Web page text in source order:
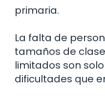
primaria.
La falta de
tamaños de
limitados son
dificultades que